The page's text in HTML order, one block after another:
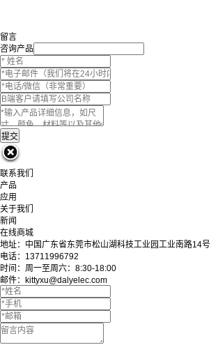
留言
咨询产品
联系我们
产品
应用
关于我们
新闻
在线商城
地址：中国广东省东莞市松山湖科技工业园工业南路14号
电话：13711996792
时间：周一至周六：8:30-18:00
邮件：kittyxu@dalyelec.com